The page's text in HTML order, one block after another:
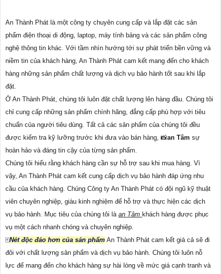
An Thành Phát là một công ty chuyên cung cấp và lắp đặt các sản
phẩm điện thoại di động, laptop, máy tính bảng và các sản phẩm công
nghệ thông tin khác. Với tầm nhìn hướng tới sự phát triển bền vững và
niềm tin của khách hàng, An Thành Phát cam kết mang đến cho khách
hàng những sản phẩm chất lượng và dịch vụ bảo hành tốt sau khi lắp
đặt.
Ở An Thành Phát, chúng tôi luôn đặt chất lượng lên hàng đầu. Chúng tôi
chỉ cung cấp những sản phẩm chính hãng, đẳng cấp phù hợp với tiêu
chuẩn của người tiêu dùng. Tất cả các sản phẩm của chúng tôi đều
được kiểm tra kỹ lưỡng trước khi đưa vào bán hàng, 📸an Tâm sự
hoàn hảo và đáng tin cậy của từng sản phẩm.
Chúng tôi hiểu rằng khách hàng cần sự hỗ trợ sau khi mua hàng. Vì
vậy, An Thành Phát cam kết cung cấp dịch vụ bảo hành đáp ứng nhu
cầu của khách hàng. Chúng Công ty An Thành Phát có đội ngũ kỹ thuật
viên chuyên nghiệp, giàu kinh nghiệm để hỗ trợ và thực hiện các dịch
vụ bảo hành. Mục tiêu của chúng tôi là an Tâm khách hàng được phục
vụ một cách nhanh chóng và chuyên nghiệp.
🀄Nét độc đáo hơn của sản phẩm An Thành Phát cam kết giá cả sẽ đi
đôi với chất lượng sản phẩm và dịch vụ bảo hành. Chúng tôi luôn nỗ
lực để mang đến cho khách hàng sự hài lòng về mức giá cạnh tranh và